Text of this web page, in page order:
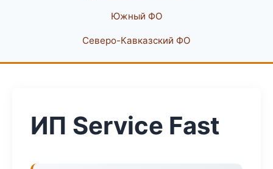
Южный ФО
Северо-Кавказский ФО
ИП Service Fast